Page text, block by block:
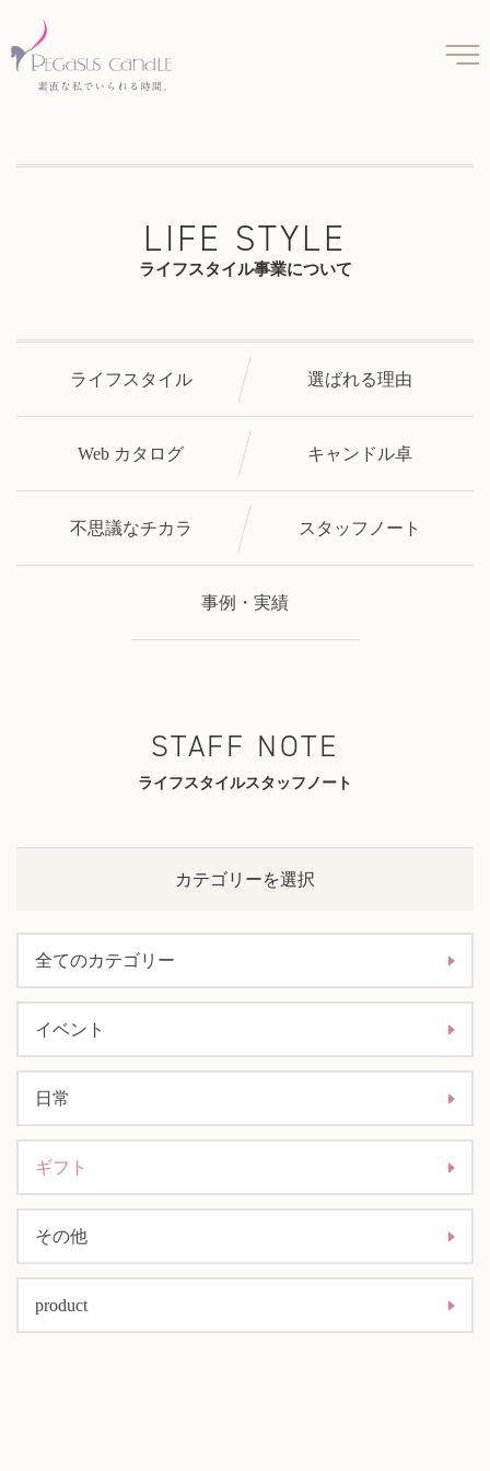
ライフスタイル事業について
LIFE STYLE
ライフスタイル 選ばれる理由
Web カタログ キャンドル卓
不思議なチカラ スタッフノート
事例・実績
ライフスタイルスタッフノート
STAFF NOTE
カテゴリーを選択
全てのカテゴリー
イベント
日常
ギフト
その他
product